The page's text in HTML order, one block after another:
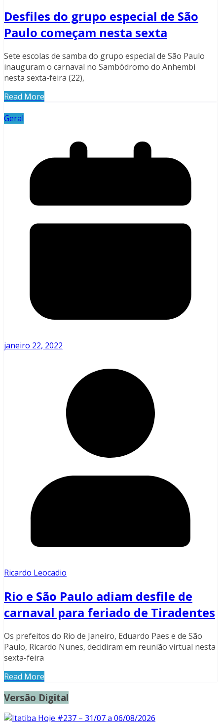
Desfiles do grupo especial de São
Paulo começam nesta sexta
Sete escolas de samba do grupo especial de São Paulo
inauguram o carnaval no Sambódromo do Anhembi
nesta sexta-feira (22),
Read More
Geral
janeiro 22, 2022
Ricardo Leocadio
Rio e São Paulo adiam desfile de
carnaval para feriado de Tiradentes
Os prefeitos do Rio de Janeiro, Eduardo Paes e de São
Paulo, Ricardo Nunes, decidiram em reunião virtual nesta
sexta-feira
Read More
Versão Digital